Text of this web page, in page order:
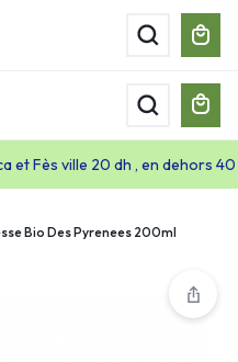
et Fès ville 20 dh , en dehors
Bio Des Pyrenees 200ml